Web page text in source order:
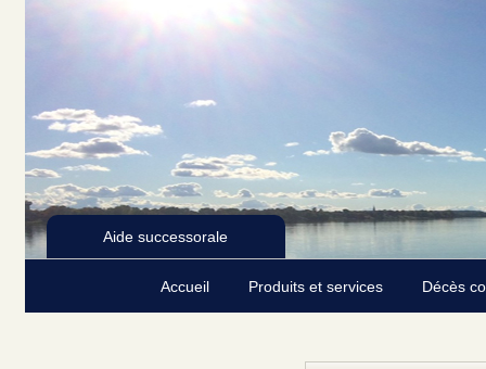
Aide successorale
Accueil Produits et services Décès